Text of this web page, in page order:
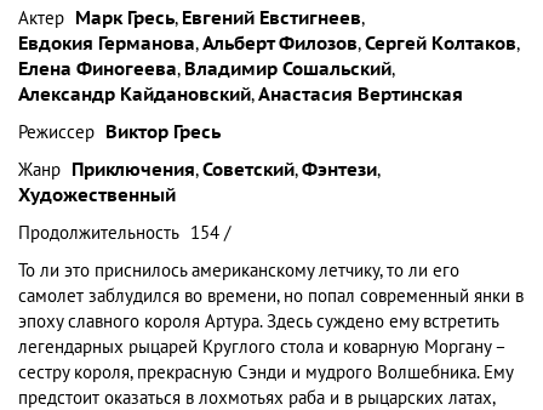
Актер Марк Гресь, Евгений Евстигнеев,
Евдокия Германова,Альберт Филозов,Сергей Колтаков,
Елена Финогеева, Владимир Сошальский,
Александр Кайдановский,Анастасия Вертинская
Режиссер Виктор Гресь
Жанр Приключения,Советский,Фэнтези,
Художественный
Продолжительность 154 /
То ли это приснилось американскому летчику, то ли его
самолет заблудился во времени, но попал современный янки в
эпоху славного короля Артура. Здесь суждено ему встретить
легендарных рыцарей Круглого стола и коварную Моргану –
сестру короля, прекрасную Сэнди и мудрого Волшебника. Ему
предстоит оказаться в лохмотьях раба и в рыцарских латах,